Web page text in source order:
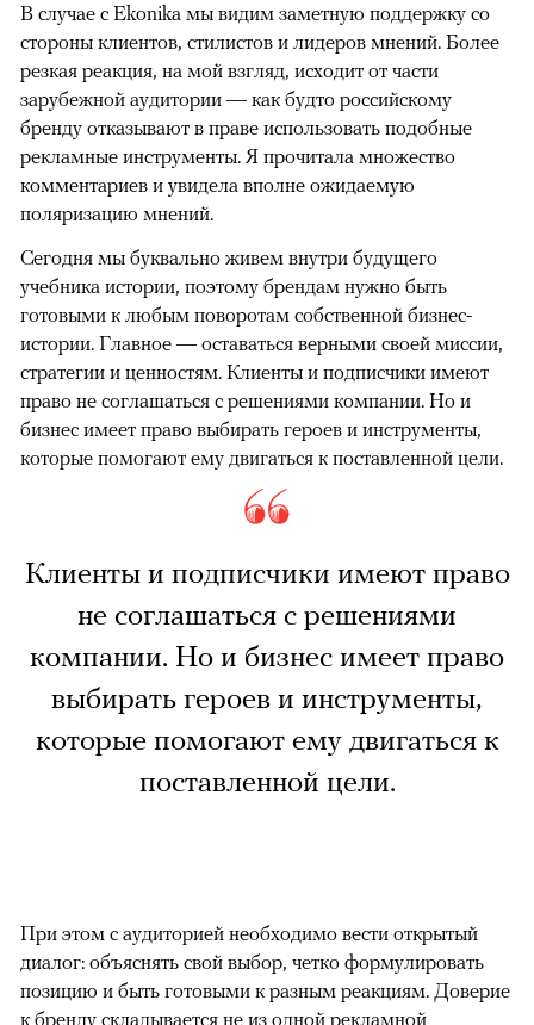
В случае с Ekonika мы видим заметную поддержку со
стороны клиентов, стилистов и лидеров мнений. Более
резкая реакция, на мой взгляд, исходит от части
зарубежной аудитории — как будто российскому
бренду отказывают в праве использовать подобные
рекламные инструменты. Я прочитала множество
комментариев и увидела вполне ожидаемую
поляризацию мнений.
Сегодня мы буквально живем внутри будущего
учебника истории, поэтому брендам нужно быть
готовыми к любым поворотам собственной бизнес-
истории. Главное — оставаться верными своей миссии,
стратегии и ценностям. Клиенты и подписчики имеют
право не соглашаться с решениями компании. Но и
бизнес имеет право выбирать героев и инструменты,
которые помогают ему двигаться к поставленной цели.
Клиенты и подписчики имеют право
не соглашаться с решениями
компании. Но и бизнес имеет право
выбирать героев и инструменты,
которые помогают ему двигаться к
поставленной цели.
При этом с аудиторией необходимо вести открытый
диалог: объяснять свой выбор, четко формулировать
позицию и быть готовыми к разным реакциям. Доверие
к бренду складывается не из одной рекламной